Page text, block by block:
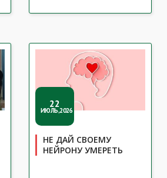
22
ИЮЛЬ,2026
НЕ ДАЙ СВОЕМУ
НЕЙРОНУ УМЕРЕТЬ